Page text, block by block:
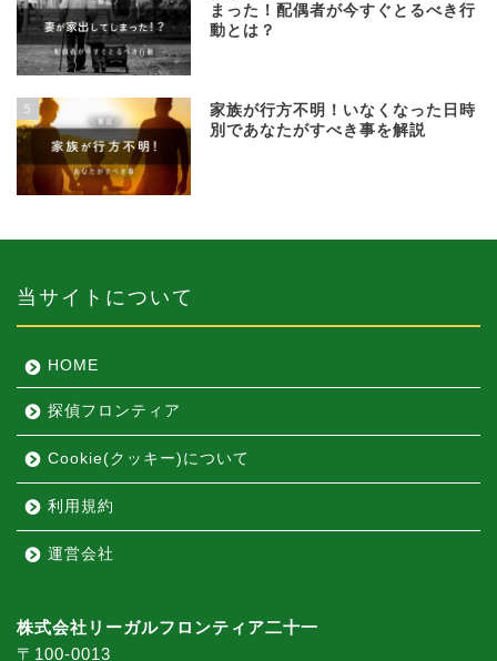
まった！配偶者が今すぐとるべき行
動とは？
5
家族が行方不明！いなくなった日時
別であなたがすべき事を解説
当サイトについて
HOME
探偵フロンティア
Cookie(クッキー)について
利用規約
運営会社
株式会社リーガルフロンティア二十一
〒100-0013